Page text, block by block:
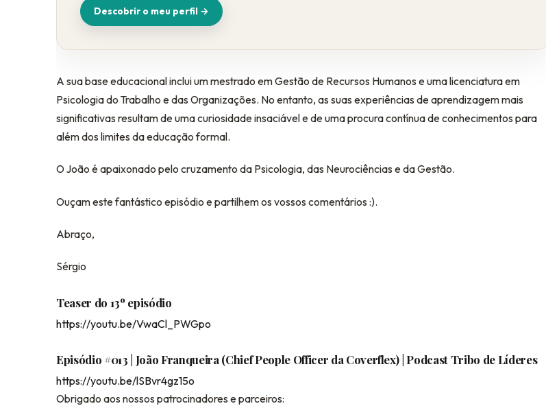
Descobrir o meu perfil →
A sua base educacional inclui um mestrado em Gestão de Recursos Humanos e uma licenciatura em
Psicologia do Trabalho e das Organizações. No entanto, as suas experiências de aprendizagem mais
significativas resultam de uma curiosidade insaciável e de uma procura contínua de conhecimentos para
além dos limites da educação formal.
O João é apaixonado pelo cruzamento da Psicologia, das Neurociências e da Gestão.
Ouçam este fantástico episódio e partilhem os vossos comentários :).
Abraço,
Sérgio
Teaser do 13º episódio
https://youtu.be/VwaCl_PWGpo
Episódio #013 | João Franqueira (Chief People Officer da Coverflex) | Podcast Tribo de Líderes
https://youtu.be/lSBvr4gz15o
Obrigado aos nossos patrocinadores e parceiros: